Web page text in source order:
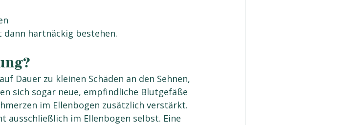
hartnäckig bestehen.
Dauer zu kleinen Schäden an den Sehnen,
sich sogar neue, empfindliche Blutgefäße
im Ellenbogen zusätzlich verstärkt.
ausschließlich im Ellenbogen selbst. Eine